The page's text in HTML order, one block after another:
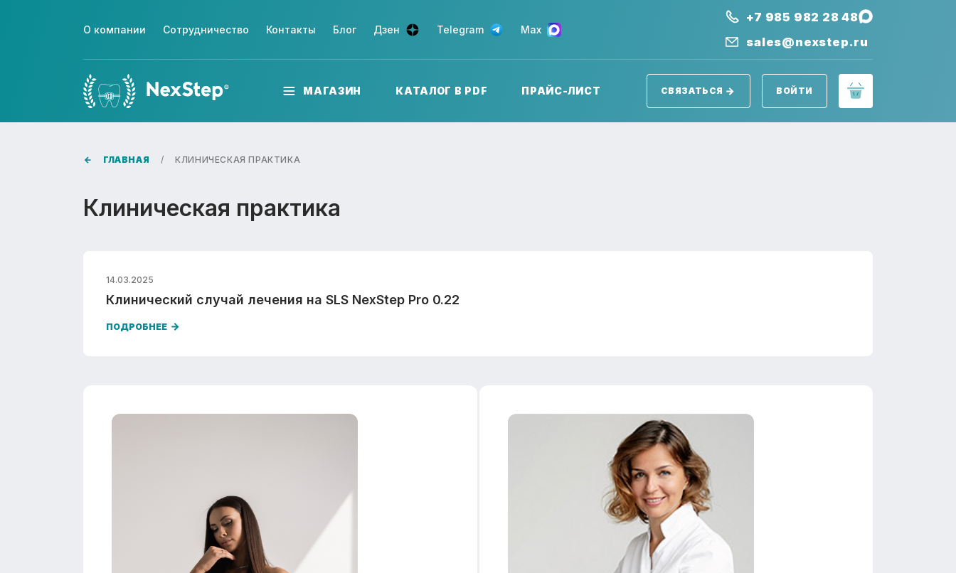
О компании Сотрудничество Контакты Блог Дзен Telegram Max
+7 985 982 28 48
sales@nexstep.ru
МАГАЗИН КАТАЛОГ В PDF ПРАЙС-ЛИСТ СВЯЗАТЬСЯ ВОЙТИ
ГЛАВНАЯ КЛИНИЧЕСКАЯ ПРАКТИКА
Клиническая практика
14.03.2025
Клинический случай лечения на SLS NexStep Pro 0.22
ПОДРОБНЕЕ